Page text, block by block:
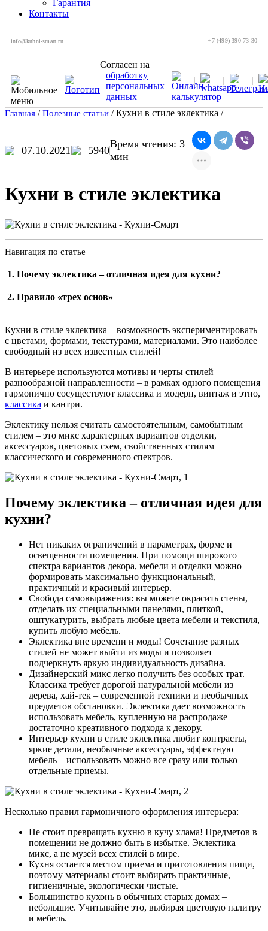
Гарантия
Контакты
info@kuhni-smart.ru +7 (499) 390-73-30
Согласен на
обработку
персональных
данных
Главная / Полезные статьи / Кухни в стиле эклектика /
07.10.2021 5940
Время чтения: 3
мин
Кухни в стиле эклектика
Навигация по статье
Почему эклектика – отличная идея для кухни?
Правило «трех основ»
Кухни в стиле эклектика – возможность экспериментировать
с цветами, формами, текстурами, материалами. Это наиболее
свободный из всех известных стилей!
В интерьере используются мотивы и черты стилей
разнообразной направленности – в рамках одного помещения
гармонично сосуществуют классика и модерн, винтаж и этно,
классика и кантри.
Эклектику нельзя считать самостоятельным, самобытным
стилем – это микс характерных вариантов отделки,
аксессуаров, цветовых схем, свойственных стилям
классического и современного спектров.
Почему эклектика – отличная идея для
кухни?
Нет никаких ограничений в параметрах, форме и
освещенности помещения. При помощи широкого
спектра вариантов декора, мебели и отделки можно
формировать максимально функциональный,
практичный и красивый интерьер.
Свобода самовыражения: вы можете окрасить стены,
отделать их специальными панелями, плиткой,
оштукатурить, выбрать любые цвета мебели и текстиля,
купить любую мебель.
Эклектика вне времени и моды! Сочетание разных
стилей не может выйти из моды и позволяет
подчеркнуть яркую индивидуальность дизайна.
Дизайнерский микс легко получить без особых трат.
Классика требует дорогой натуральной мебели из
дерева, хай-тек – современной техники и необычных
предметов обстановки. Эклектика дает возможность
использовать мебель, купленную на распродаже –
достаточно креативного подхода к декору.
Интерьер кухни в стиле эклектика любит контрасты,
яркие детали, необычные аксессуары, эффектную
мебель – использовать можно все сразу или только
отдельные приемы.
Несколько правил гармоничного оформления интерьера:
Не стоит превращать кухню в кучу хлама! Предметов в
помещении не должно быть в избытке. Эклектика –
микс, а не музей всех стилей в мире.
Кухня остается местом приема и приготовления пищи,
поэтому материалы стоит выбирать практичные,
гигиеничные, экологически чистые.
Большинство кухонь в обычных старых домах –
небольшие. Учитывайте это, выбирая цветовую палитру
и мебель.